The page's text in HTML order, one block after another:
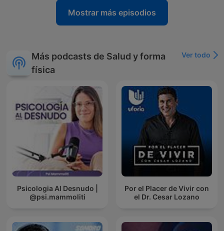
Mostrar más episodios
Más podcasts de Salud y forma
física
Ver todo
Psicologia Al Desnudo |
@psi.mammoliti
Por el Placer de Vivir con
el Dr. Cesar Lozano